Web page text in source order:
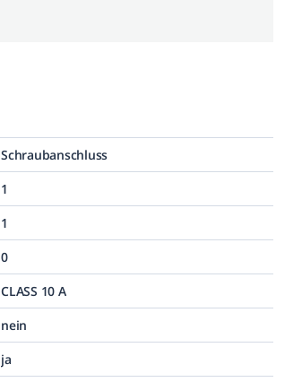
Schraubanschluss
1
1
0
CLASS 10 A
nein
ja